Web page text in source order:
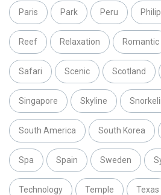
Paris Park Peru
Reef Relaxation Romantic
Safari Scenic Scotland
Singapore Skyline
South America South Korea
Spa Spain Sweden
Technology Temple Texas